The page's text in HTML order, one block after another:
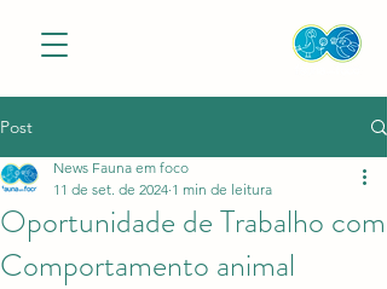
Post
Oportunidade de Trabalho com
Comportamento animal
News Fauna em foco
11 de set. de 2024 1 min de leitura